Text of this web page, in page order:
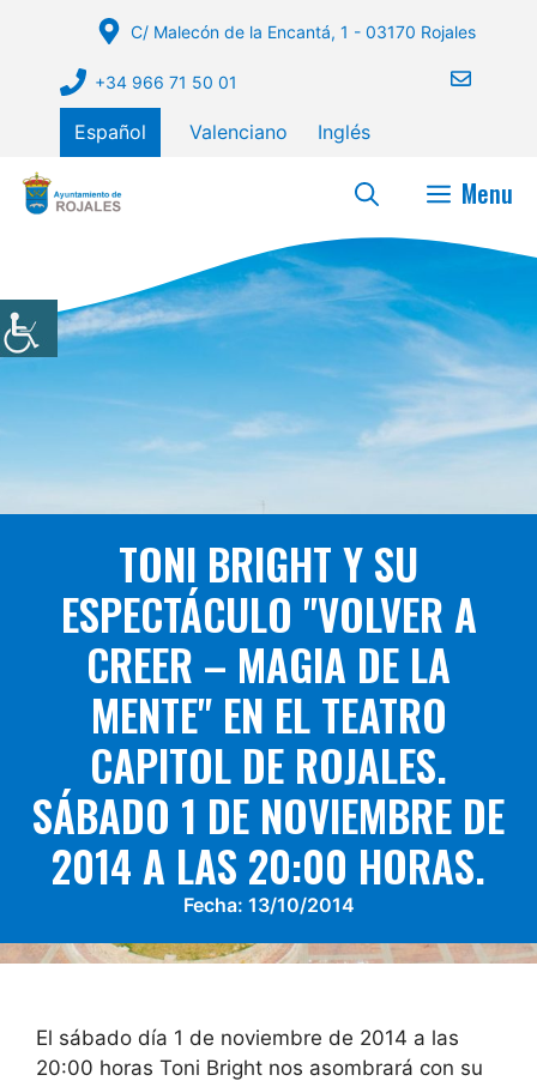
contenido
C/ Malecón de la Encantá, 1 - 03170 Rojales
+34 966 71 50 01
Español Valenciano Inglés
Menu
TONI BRIGHT Y SU
ESPECTÁCULO "VOLVER A
CREER – MAGIA DE LA
MENTE" EN EL TEATRO
CAPITOL DE ROJALES.
SÁBADO 1 DE NOVIEMBRE DE
2014 A LAS 20:00 HORAS.
Fecha: 13/10/2014
El sábado día 1 de noviembre de 2014 a las
20:00 horas Toni Bright nos asombrará con su